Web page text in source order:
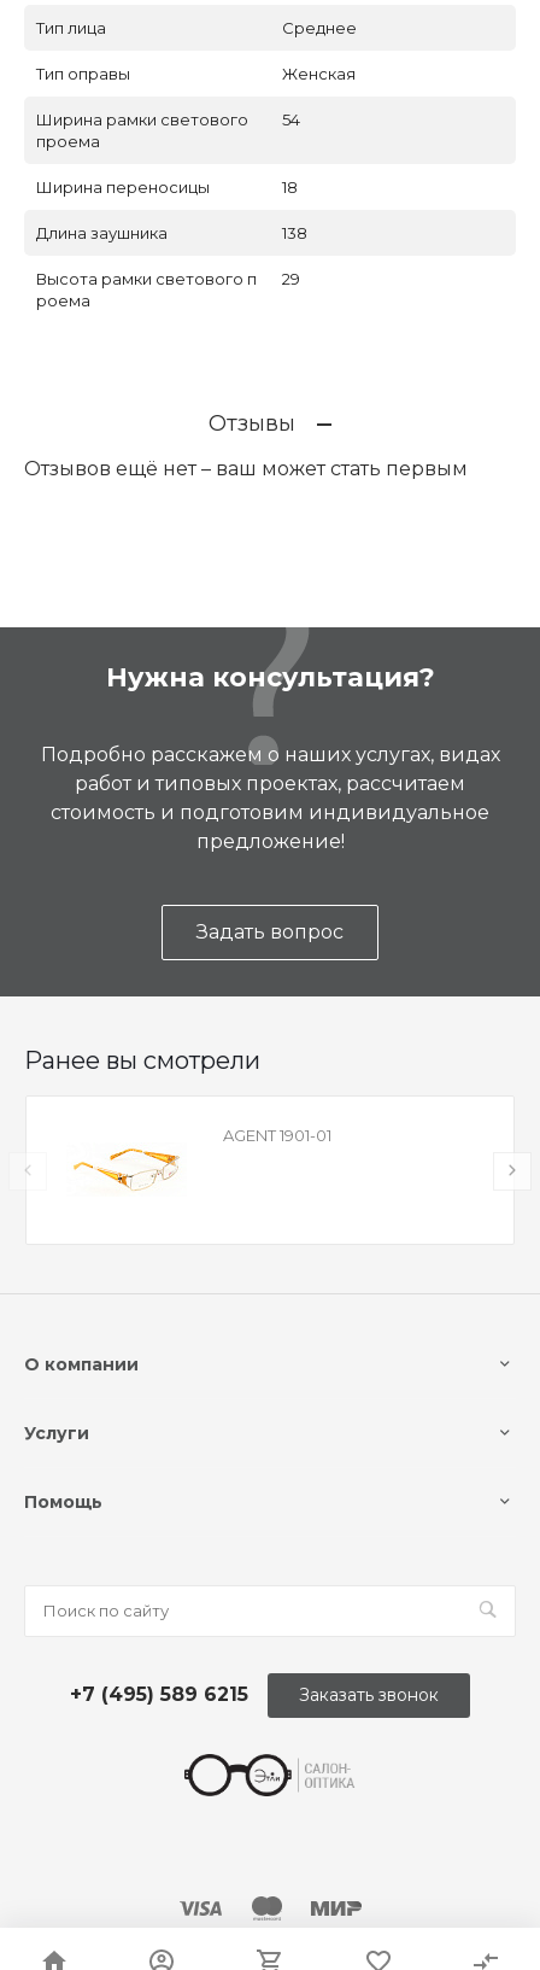
Тип лица Среднее
Тип оправы Женская
Ширина рамки светового
проема
54
Ширина переносицы 18
Длина заушника 138
Высота рамки светового п
роема
29
Отзывы
Отзывов ещё нет – ваш может стать первым
Нужна консультация?
Подробно расскажем о наших услугах, видах
работ и типовых проектах, рассчитаем
стоимость и подготовим индивидуальное
предложение!
Задать вопрос
Ранее вы смотрели
AGENT 1901-01
О компании
Услуги
Помощь
+7 (495) 589 6215 Заказать звонок